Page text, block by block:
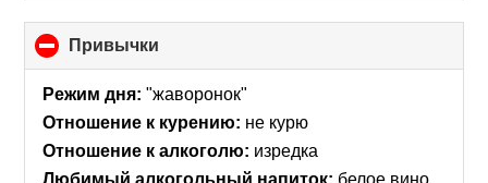
Привычки
to
collapse
Режим дня: "жаворонок"
Отношение к курению: не курю
Отношение к алкоголю: изредка
Любимый алкогольный напиток: белое вино